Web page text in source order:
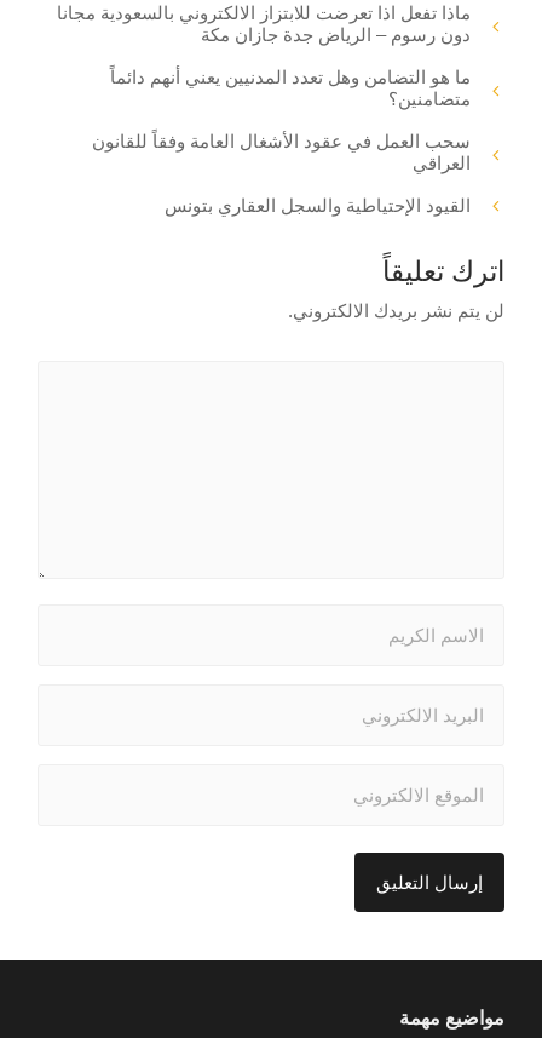
ماذا تفعل اذا تعرضت للابتزاز الالكتروني بالسعودية مجانا
دون رسوم – الرياض جدة جازان مكة
ما هو التضامن وهل تعدد المدنيين يعني أنهم دائماً
متضامنين؟
سحب العمل في عقود الأشغال العامة وفقاً للقانون
العراقي
القيود الإحتياطية والسجل العقاري بتونس
اترك تعليقاً
لن يتم نشر بريدك الالكتروني.
مواضيع مهمة